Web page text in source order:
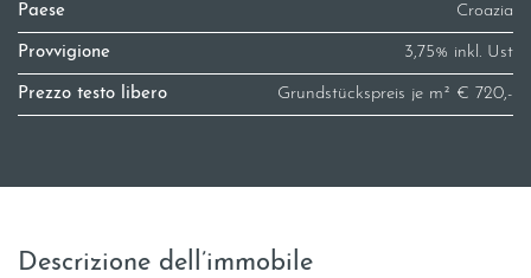
Paese Croazia
Provvigione 3,75% inkl. Ust
Prezzo testo libero Grundstückspreis je m² € 720,-
Descrizione dell’immobile